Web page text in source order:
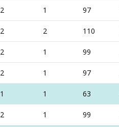
2 1 97
2 2 110
2 1 99
2 1 97
1 1 63
2 1 99